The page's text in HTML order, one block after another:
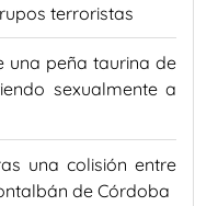
terroristas
una peña taurina de
sexualmente a
una colisión entre
de Córdoba